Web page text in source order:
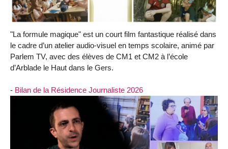
"La formule magique" est un court film fantastique réalisé dans
le cadre d’un atelier audio-visuel en temps scolaire, animé par
Parlem TV, avec des élèves de CM1 et CM2 à l’école
d’Arblade le Haut dans le Gers.
- Bilan de la Résidence Journaliste 2026